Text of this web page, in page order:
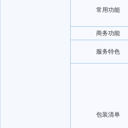
常用功能
商务功能
服务特色
包装清单